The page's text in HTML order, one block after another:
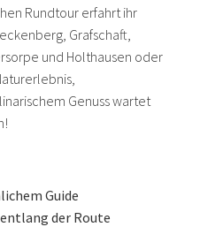
Rundtour erfahrt ihr
Grafschaft,
und Holthausen oder
Genuss wartet
Guide
der Route